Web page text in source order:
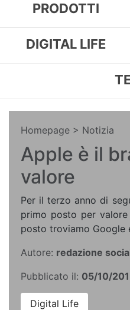
PRODOTTI
DIGITAL LIFE
Homepage > Notizia
Apple è il
valore
Per il terzo anno di
primo posto per
posto troviamo Google
Autore: redazione
Pubblicato il: 05/10/
Digital Life